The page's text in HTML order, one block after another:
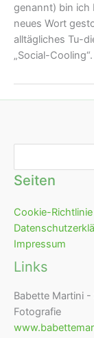
genannt) bin ich
neues Wort
alltägliches Tu-
„Social-
Seiten
Cookie-Richtlinie
Impressum
Links
Babette Martini
Fotografie